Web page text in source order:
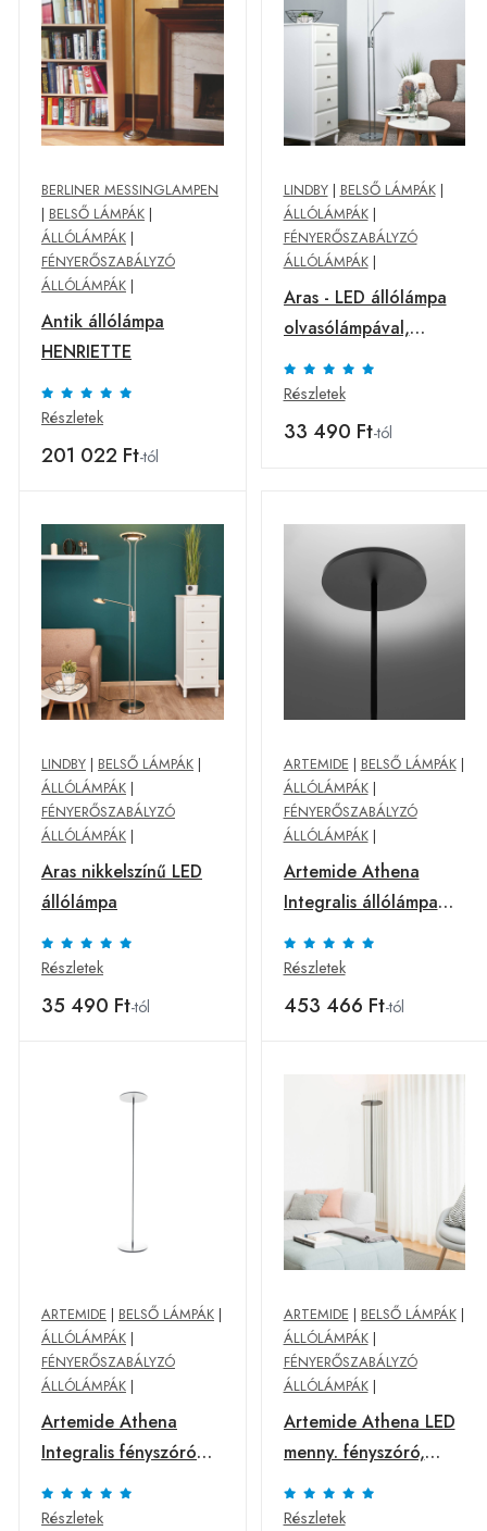
BERLINER MESSINGLAMPEN
| BELSŐ LÁMPÁK |
ÁLLÓLÁMPÁK |
FÉNYERŐSZABÁLYZÓ
ÁLLÓLÁMPÁK |
Antik állólámpa
HENRIETTE
Részletek
201 022 Ft-tól
LINDBY| BELSŐ LÁMPÁK|
ÁLLÓLÁMPÁK|
FÉNYERŐSZABÁLYZÓ
ÁLLÓLÁMPÁK|
Aras - LED állólámpa
olvasólámpával,
krómozott
Részletek
33 490 Ft-tól
LINDBY | BELSŐ LÁMPÁK |
ÁLLÓLÁMPÁK |
FÉNYERŐSZABÁLYZÓ
ÁLLÓLÁMPÁK |
Aras nikkelszínű LED
állólámpa
Részletek
35 490 Ft-tól
ARTEMIDE | BELSŐ LÁMPÁK|
ÁLLÓLÁMPÁK|
FÉNYERŐSZABÁLYZÓ
ÁLLÓLÁMPÁK|
Artemide Athena
Integralis állólámpa
950 fekete
Részletek
453 466 Ft-tól
ARTEMIDE | BELSŐ LÁMPÁK |
ÁLLÓLÁMPÁK |
FÉNYERŐSZABÁLYZÓ
ÁLLÓLÁMPÁK |
Artemide Athena
Integralis fényszóró
950 fehér
Részletek
ARTEMIDE | BELSŐ LÁMPÁK|
ÁLLÓLÁMPÁK|
FÉNYERŐSZABÁLYZÓ
ÁLLÓLÁMPÁK|
Artemide Athena LED
menny. fényszóró,
2,700K, feh.
Részletek